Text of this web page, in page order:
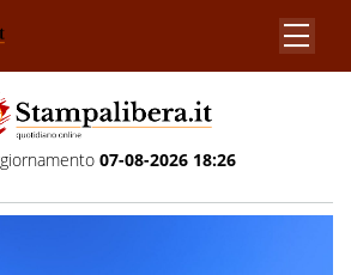
07-08-2026 18:26